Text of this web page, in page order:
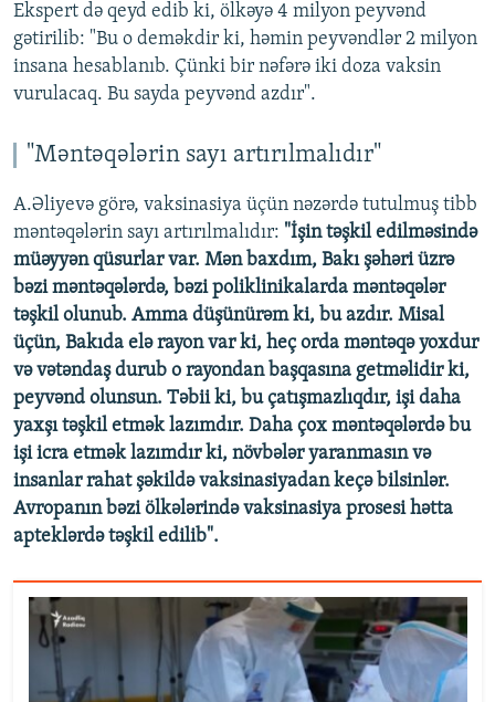
Ekspert də qeyd edib ki, ölkəyə 4 milyon peyvənd
gətirilib: "Bu o deməkdir ki, həmin peyvəndlər 2 milyon
insana hesablanıb. Çünki bir nəfərə iki doza vaksin
vurulacaq. Bu sayda peyvənd azdır".
"Məntəqələrin sayı artırılmalıdır"
A.Əliyevə görə, vaksinasiya üçün nəzərdə tutulmuş tibb
məntəqələrin sayı artırılmalıdır: "İşin təşkil edilməsində
müəyyən qüsurlar var. Mən baxdım, Bakı şəhəri üzrə
bəzi məntəqələrdə, bəzi poliklinikalarda məntəqələr
təşkil olunub. Amma düşünürəm ki, bu azdır. Misal
üçün, Bakıda elə rayon var ki, heç orda məntəqə yoxdur
və vətəndaş durub o rayondan başqasına getməlidir ki,
peyvənd olunsun. Təbii ki, bu çatışmazlıqdır, işi daha
yaxşı təşkil etmək lazımdır. Daha çox məntəqələrdə bu
işi icra etmək lazımdır ki, növbələr yaranmasın və
insanlar rahat şəkildə vaksinasiyadan keçə bilsinlər.
Avropanın bəzi ölkələrində vaksinasiya prosesi hətta
apteklərdə təşkil edilib".